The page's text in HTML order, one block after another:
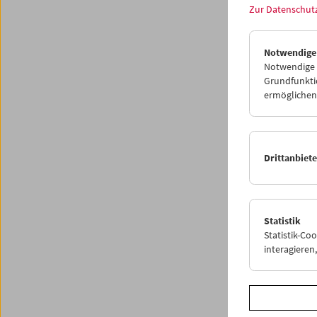
26.
"Seit
egal,
Zur
Notwendige
Statistik
Statistik-